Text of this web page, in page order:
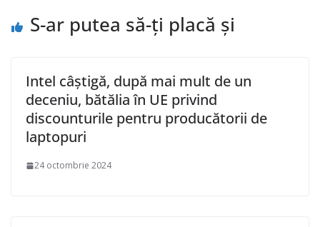
S-ar putea să-ți placă și
Intel câștigă, după mai mult de un
deceniu, bătălia în UE privind
discounturile pentru producătorii de
laptopuri
24 octombrie 2024